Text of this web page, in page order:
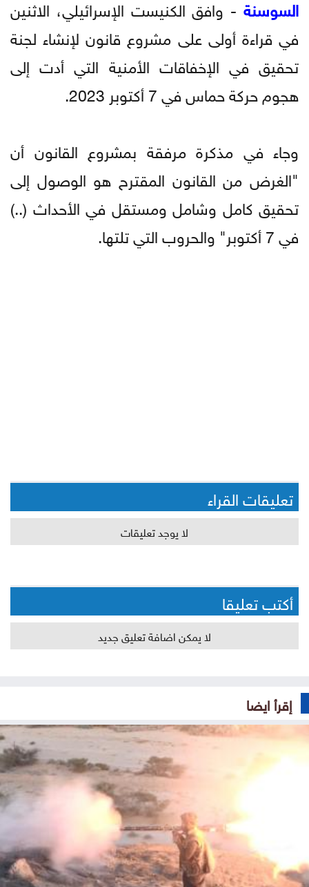
السوسنة - وافق الكنيست الإسرائيلي، الاثنين
في قراءة أولى على مشروع قانون لإنشاء لجنة
تحقيق في الإخفاقات الأمنية التي أدت إلى
هجوم حركة حماس في 7 أكتوبر 2023.
وجاء في مذكرة مرفقة بمشروع القانون أن
"الغرض من القانون المقترح هو الوصول إلى
تحقيق كامل وشامل ومستقل في الأحداث (..)
في 7 أكتوبر" والحروب التي تلتها.
تعليقات القراء
لا يوجد تعليقات
أكتب تعليقا
لا يمكن اضافة تعليق جديد
إقرأ ايضا